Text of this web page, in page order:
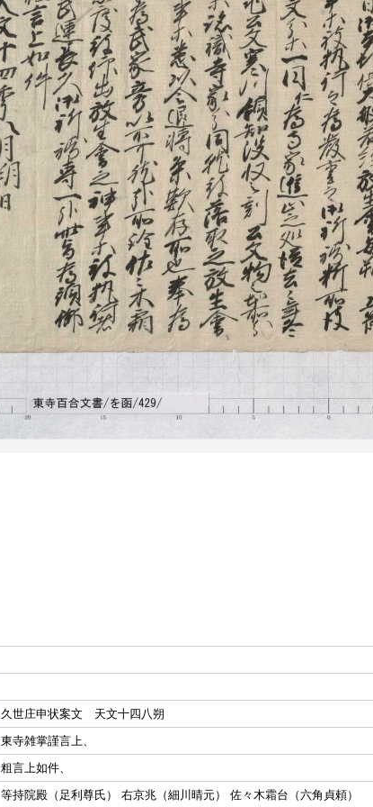
久世庄申状案文 天文十四八朔
東寺雑掌謹言上、
粗言上如件、
等持院殿（足利尊氏） 右京兆（細川晴元） 佐々木霜台（六角貞頼）